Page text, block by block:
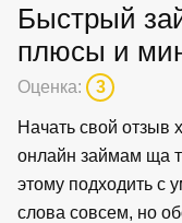
Быстрый
плюсы и
Оценка: 3
Начать свой отзыв
онлайн займам ща
этому подходить с
слова совсем, но